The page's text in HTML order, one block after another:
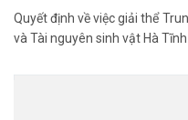
Quyết định về việc giải thể
và Tài nguyên sinh vật Hà Tĩnh